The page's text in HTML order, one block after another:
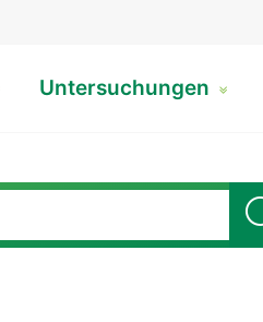
Untersuchungen